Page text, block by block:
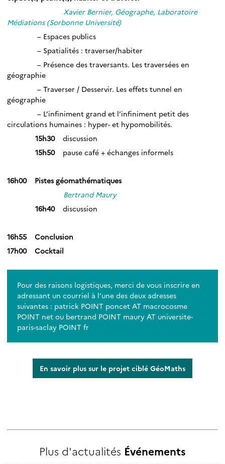
Xavier Bernier, Géographe, Laboratoire
Médiations (Sorbonne Université)
– Espaces publics
– Spatialités : traverser/habiter
– Présence des traversants. Les traversées en
géographie
– Traverser / Desservir. Les effets tunnel en
géographie
– L’infiniment grand et l’infiniment petit des
circulations humaines : hyper- et hypomobilités.
15h30discussion
15h50
pause café + échanges informels
16h00 Pistes géomathématiques
Bertrand Maury
16h40discussion
16h55 Conclusion
17h00 Cocktail
Pour des raisons logistiques, merci de vous inscrire en
adressant un courriel à l’une des deux adresses
suivantes : patrick POINT poncet AT macrocosme
POINT net ou bertrand POINT maury AT universite-
paris-saclay POINT fr
En savoir plus sur le projet ciblé GéoMaths
Plus d'actualités Événements